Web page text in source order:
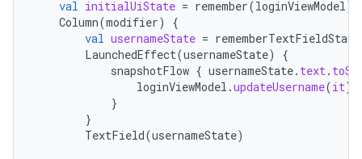
val initialUiState = remember(loginViewModel)
Column(modifier)
{
val usernameState = rememberTextFieldState
LaunchedEffect(usernameState)
{
snapshotFlow { usernameState. text.
loginViewModel .updateUsername(it)
}
}
TextField(usernameState)